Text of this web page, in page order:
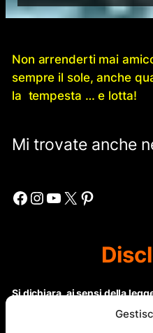
Non arrenderti mai
sempre il sole, anche
la tempesta … e lotta!
Mi trovate anche
Facebook Instagram YouTube X Pinterest
Si dichiara, ai sensi della
questo sito non rientra nella